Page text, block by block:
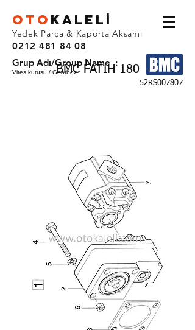
OTO KALEL İ
Yedek Parça & Kaporta Aksamı
0212 481 84 08
BMC FATIH 180
Grup Adı/Group Name :
Vites kutusu / Gearbox
52RS007807